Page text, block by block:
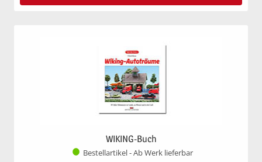
WIKING-Buch
Bestellartikel - Ab Werk lieferbar